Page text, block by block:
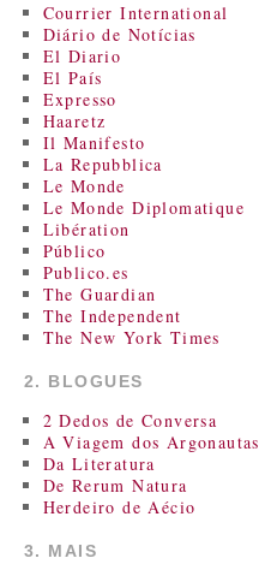
Courrier International
Diário de Notícias
El Diario
El País
Expresso
Haaretz
Il Manifesto
La Repubblica
Le Monde
Le Monde Diplomatique
Libération
Público
Publico.es
The Guardian
The Independent
The New York Times
2. BLOGUES
2 Dedos de Conversa
A Viagem dos Argonautas
Da Literatura
De Rerum Natura
Herdeiro de Aécio
3. MAIS